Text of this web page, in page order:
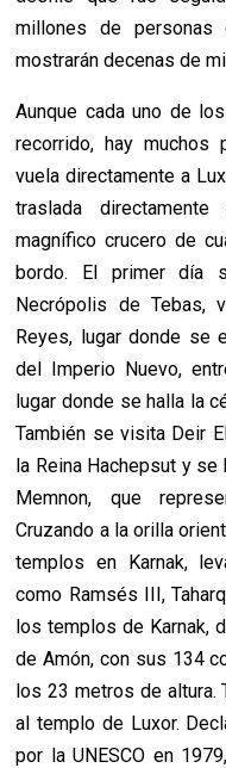
millones de
mostrarán decenas de
Aunque cada uno de
recorrido, hay muchos
vuela directamente a
traslada
magnífico crucero de
bordo. El primer día
Necrópolis de Tebas,
Reyes, lugar donde se
del Imperio Nuevo,
lugar donde se halla la
También se visita Deir
la Reina Hachepsut y
Memnon, que
Cruzando a la orilla
templos en Karnak,
como Ramsés III,
los templos de Karnak,
de Amón, con sus 134
los 23 metros de altura.
al templo de Luxor.
por la UNESCO en